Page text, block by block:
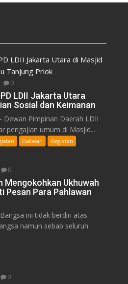
0
LDII Jakarta Utara
Sosial dan Keimanan
Dewan Pimpinan Daerah LDII
pengajian umum di Masjid...
Dakwah Kegiatan
0
Mengokohkan Ukhuwah
Pesan Para Pahlawan
ini tidak berdiri atas
namun sebab seluruh
0